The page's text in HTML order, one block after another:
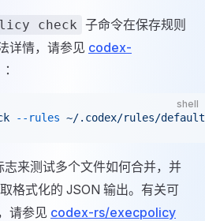
check 子命令在保存规则
详情，请参见 codex-
shell
--rules ~/.codex/rules/
志来测试多个文件如何合并，并
格式化的 JSON 输出。有关可
请参见 codex-rs/execpolicy